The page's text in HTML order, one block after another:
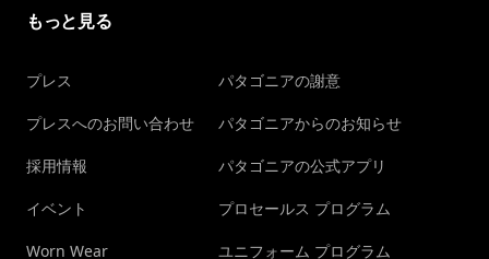
もっと見る
プレス
プレスへのお問い合わせ
採用情報
イベント
Worn Wear
パタゴニアの謝意
パタゴニアからのお知らせ
パタゴニアの公式アプリ
プロセールス プログラム
ユニフォーム プログラム